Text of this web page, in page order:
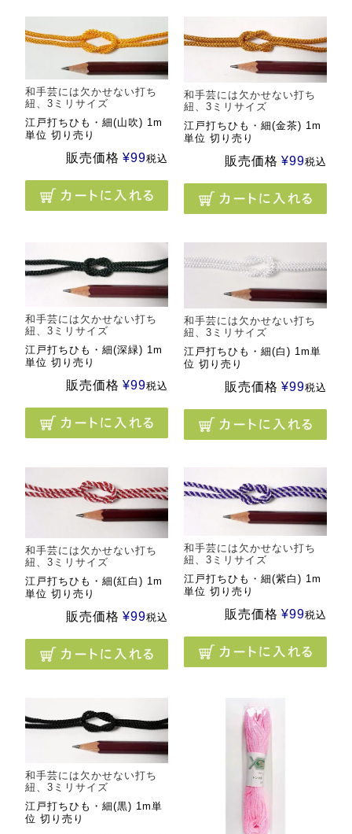
和手芸には欠かせない打ち
紐、3ミリサイズ
江戸打ちひも・細(山吹) 1m
単位 切り売り
販売価格 ¥99税込
和手芸には欠かせない打ち
紐、3ミリサイズ
江戸打ちひも・細(金茶) 1m
単位 切り売り
販売価格 ¥99税込
和手芸には欠かせない打ち
紐、3ミリサイズ
江戸打ちひも・細(深緑) 1m
単位 切り売り
販売価格 ¥99税込
和手芸には欠かせない打ち
紐、3ミリサイズ
江戸打ちひも・細(白) 1m単
位 切り売り
販売価格 ¥99税込
和手芸には欠かせない打ち
紐、3ミリサイズ
江戸打ちひも・細(紅白) 1m
単位 切り売り
販売価格 ¥99税込
和手芸には欠かせない打ち
紐、3ミリサイズ
江戸打ちひも・細(紫白) 1m
単位 切り売り
販売価格 ¥99税込
和手芸には欠かせない打ち
紐、3ミリサイズ
江戸打ちひも・細(黒) 1m単
位 切り売り